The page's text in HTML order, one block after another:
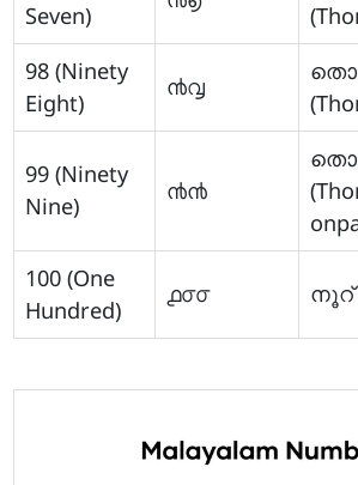
Seven)
98 (Ninety
Eight)
൯൮
99 (Ninety
Nine)
൯൯
100 (One
Hundred)
൧൦൦ നൂറ്